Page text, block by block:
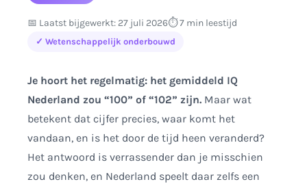
📅 Laatst bijgewerkt: 27 juli 2026⏱️ 7 min leestijd
✓ Wetenschappelijk onderbouwd
Je hoort het regelmatig: het gemiddeld IQ
Nederland zou “100” of “102” zijn. Maar wat
betekent dat cijfer precies, waar komt het
vandaan, en is het door de tijd heen veranderd?
Het antwoord is verrassender dan je misschien
zou denken, en Nederland speelt daar zelfs een